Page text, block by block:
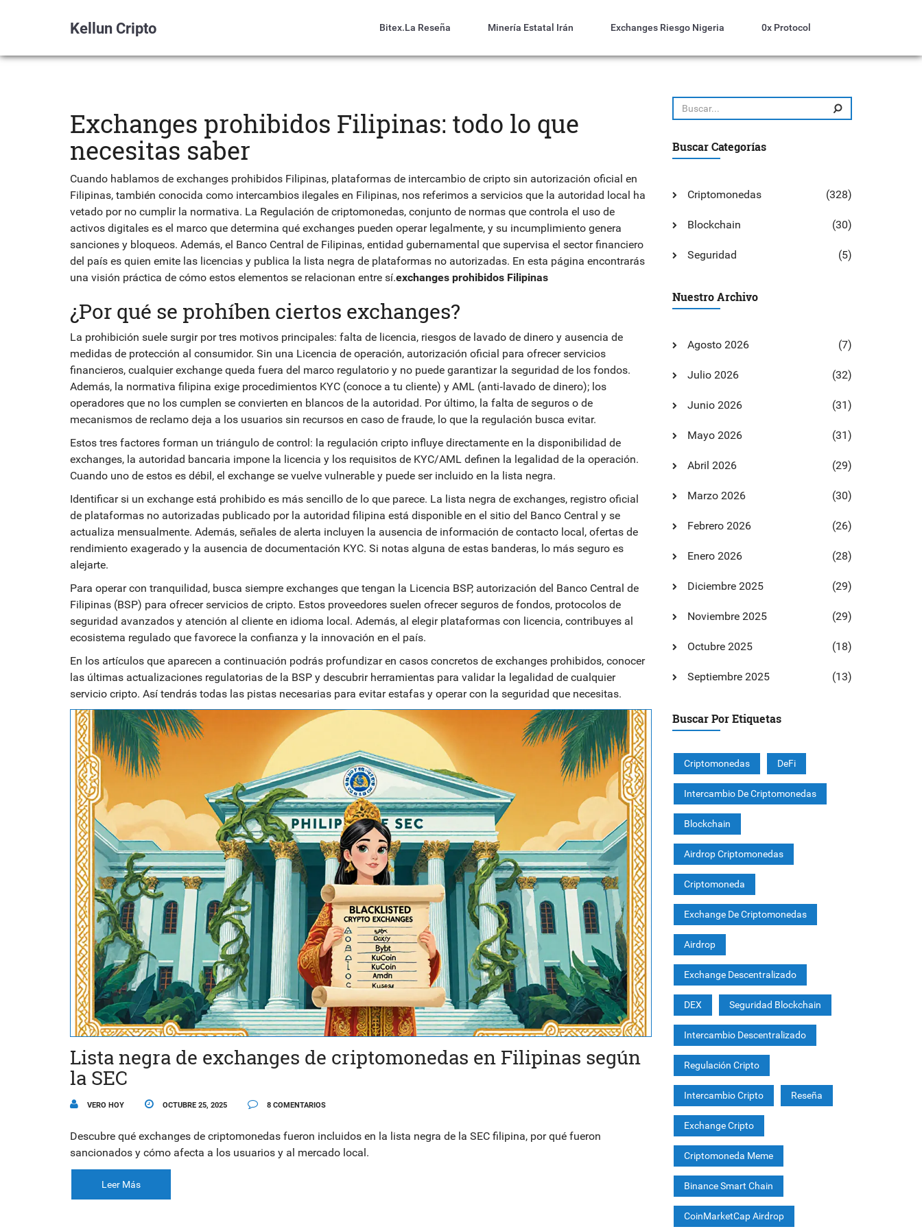
Kellun Cripto Bitex.la Reseña Minería Estatal Irán Exchanges Riesgo Nigeria 0x Protocol
Exchanges prohibidos Filipinas: todo lo que
necesitas saber
Cuando hablamos de exchanges prohibidos Filipinas, plataformas de intercambio de cripto sin autorización oficial en
Filipinas, también conocida como intercambios ilegales en Filipinas, nos referimos a servicios que la autoridad local ha
vetado por no cumplir la normativa. La Regulación de criptomonedas, conjunto de normas que controla el uso de
activos digitales es el marco que determina qué exchanges pueden operar legalmente, y su incumplimiento genera
sanciones y bloqueos. Además, el Banco Central de Filipinas, entidad gubernamental que supervisa el sector financiero
del país es quien emite las licencias y publica la lista negra de plataformas no autorizadas. En esta página encontrarás
una visión práctica de cómo estos elementos se relacionan entre sí.exchanges prohibidos Filipinas
¿Por qué se prohíben ciertos exchanges?
La prohibición suele surgir por tres motivos principales: falta de licencia, riesgos de lavado de dinero y ausencia de
medidas de protección al consumidor. Sin una Licencia de operación, autorización oficial para ofrecer servicios
financieros, cualquier exchange queda fuera del marco regulatorio y no puede garantizar la seguridad de los fondos.
Además, la normativa filipina exige procedimientos KYC (conoce a tu cliente) y AML (anti‑lavado de dinero); los
operadores que no los cumplen se convierten en blancos de la autoridad. Por último, la falta de seguros o de
mecanismos de reclamo deja a los usuarios sin recursos en caso de fraude, lo que la regulación busca evitar.
Estos tres factores forman un triángulo de control: la regulación cripto influye directamente en la disponibilidad de
exchanges, la autoridad bancaria impone la licencia y los requisitos de KYC/AML definen la legalidad de la operación.
Cuando uno de estos es débil, el exchange se vuelve vulnerable y puede ser incluido en la lista negra.
Identificar si un exchange está prohibido es más sencillo de lo que parece. La lista negra de exchanges, registro oficial
de plataformas no autorizadas publicado por la autoridad filipina está disponible en el sitio del Banco Central y se
actualiza mensualmente. Además, señales de alerta incluyen la ausencia de información de contacto local, ofertas de
rendimiento exagerado y la ausencia de documentación KYC. Si notas alguna de estas banderas, lo más seguro es
alejarte.
Para operar con tranquilidad, busca siempre exchanges que tengan la Licencia BSP, autorización del Banco Central de
Filipinas (BSP) para ofrecer servicios de cripto. Estos proveedores suelen ofrecer seguros de fondos, protocolos de
seguridad avanzados y atención al cliente en idioma local. Además, al elegir plataformas con licencia, contribuyes al
ecosistema regulado que favorece la confianza y la innovación en el país.
En los artículos que aparecen a continuación podrás profundizar en casos concretos de exchanges prohibidos, conocer
las últimas actualizaciones regulatorias de la BSP y descubrir herramientas para validar la legalidad de cualquier
servicio cripto. Así tendrás todas las pistas necesarias para evitar estafas y operar con la seguridad que necesitas.
Lista negra de exchanges de criptomonedas en Filipinas según
la SEC
VERO HOY OCTUBRE 25, 2025 8 COMENTARIOS
Descubre qué exchanges de criptomonedas fueron incluidos en la lista negra de la SEC filipina, por qué fueron
sancionados y cómo afecta a los usuarios y al mercado local.
Leer Más
Buscar Categorías
Criptomonedas (328)
Blockchain (30)
Seguridad (5)
Nuestro Archivo
Agosto 2026 (7)
Julio 2026 (32)
Junio 2026 (31)
Mayo 2026 (31)
Abril 2026 (29)
Marzo 2026 (30)
Febrero 2026 (26)
Enero 2026 (28)
Diciembre 2025 (29)
Noviembre 2025 (29)
Octubre 2025 (18)
Septiembre 2025 (13)
Buscar Por Etiquetas
Criptomonedas DeFi
Intercambio De Criptomonedas
Blockchain
Airdrop Criptomonedas
Criptomoneda
Exchange De Criptomonedas
Airdrop
Exchange Descentralizado
DEX Seguridad Blockchain
Intercambio Descentralizado
Regulación Cripto
Intercambio Cripto Reseña
Exchange Cripto
Criptomoneda Meme
Binance Smart Chain
CoinMarketCap Airdrop